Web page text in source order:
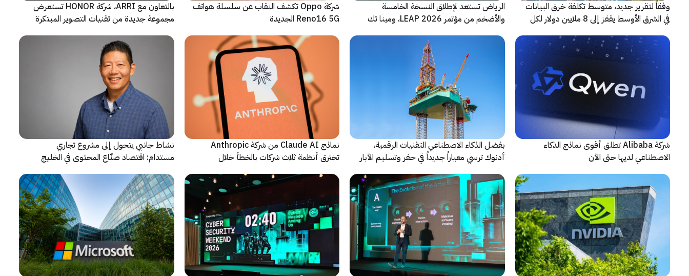
وفقاً لتقرير جديد، متوسط تكلفة خرق البيانات
في الشرق الأوسط يقفز إلى 8 ملايين دولار لكل
الرياض تستعد لإطلاق النسخة الخامسة
والأضخم من مؤتمر LEAP 2026، ومينا تك
شركة Oppo تكشف النقاب عن سلسلة هواتف
Reno16 5G الجديدة
بالتعاون مع ARRI، شركة HONOR تستعرض
مجموعة جديدة من تقنيات التصوير المبتكرة
شركة Alibaba تطلق أقوى نماذج الذكاء
الاصطناعي لديها حتى الآن
بفضل الذكاء الاصطناعي التقنيات الرقمية،
أدنوك ترسي معياراً جديداً في حفر وتسليم الآبار
نماذج Claude AI من شركة Anthropic
تخترق أنظمة ثلاث شركات بالخطأ خلال
نشاط جانبي يتحول إلى مشروع تجاري
مستدام: اقتصاد صنّاع المحتوى في الخليج